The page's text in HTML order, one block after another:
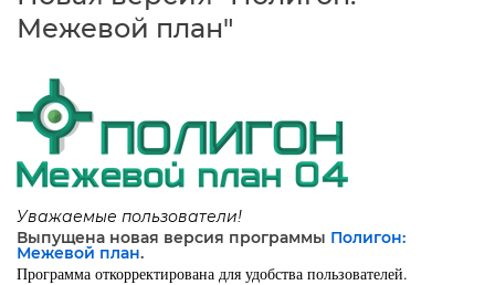
Межевой план"
Уважаемые пользователи!
ыпущена новая версия программы Полигон:
Межевой план.
Программа откорректирована для удобства пользователей.